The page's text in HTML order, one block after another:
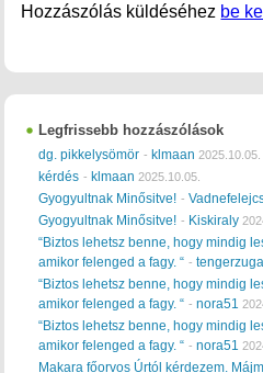
Hozzászólás küldéséhez be
Legfrissebb hozzászólások
dg. pikkelysömör - klmaan 2025.10.05.
kérdés - klmaan 2025.10.05.
Gyogyultnak Minősitve! -
Gyogyultnak Minősitve! - Kiskiraly
“Biztos lehetsz benne, hogy mindig
amikor felenged a fagy. “ -
“Biztos lehetsz benne, hogy mindig
amikor felenged a fagy. “ -nora51
“Biztos lehetsz benne, hogy mindig
amikor felenged a fagy. “ -nora51
Makara főorvos Úrtól kérdezem.